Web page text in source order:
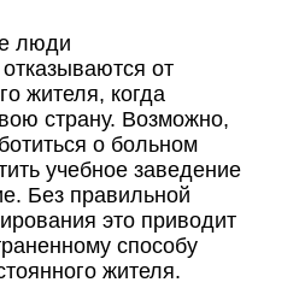
люди
от
жителя, когда
страну. Возможно,
о больном
учебное заведение
Без правильной
это приводит
способу
жителя.